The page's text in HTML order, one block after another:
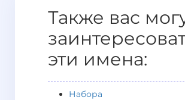
Также вас
эти имена:
Набора